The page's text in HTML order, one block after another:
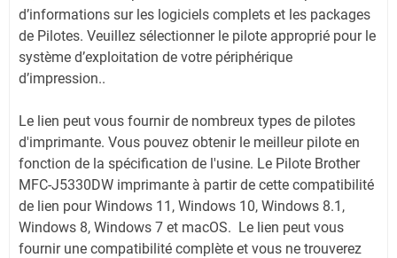
d’informations sur les logiciels complets et les packages
de Pilotes. Veuillez sélectionner le pilote approprié pour le
système d’exploitation de votre périphérique
d’impression..
Le lien peut vous fournir de nombreux types de pilotes
d'imprimante. Vous pouvez obtenir le meilleur pilote en
fonction de la spécification de l'usine. Le Pilote Brother
MFC-J5330DW imprimante à partir de cette compatibilité
de lien pour Windows 11, Windows 10, Windows 8.1,
Windows 8, Windows 7 et macOS. Le lien peut vous
fournir une compatibilité complète et vous ne trouverez